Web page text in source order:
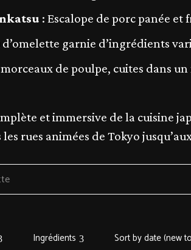
: Escalope de porc panée et
d’omelette garnie d’ingrédients
de poulpe, cuites dans
et immersive de la cuisine
rues animées de Tokyo
Ingrédients Sort by date (new